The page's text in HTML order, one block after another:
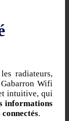
radiateurs,
Wifi
intuitive, qui
informations
.